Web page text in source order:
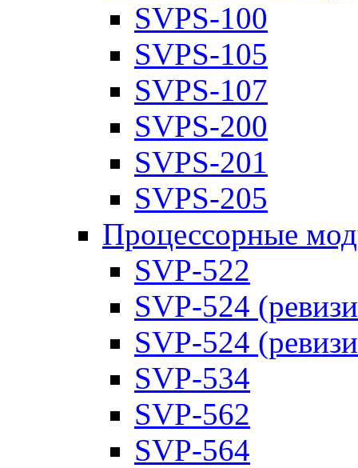
SVPS-100
SVPS-105
SVPS-107
SVPS-200
SVPS-201
SVPS-205
Процессорные
SVP-522
SVP-524
SVP-524
SVP-534
SVP-562
SVP-564